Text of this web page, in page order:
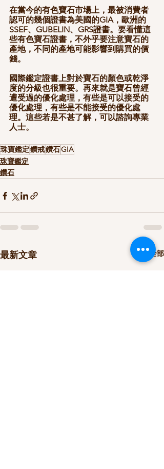
在當今的有色寶石市場上，最被消費者
認可的幾個證書為美國的GIA，歐洲的
SSEF、GUBELIN、GRS證書。要看懂這
些有色寶石證書，不外乎要注意寶石的
產地，不同的產地可能影響到購買的價
錢。
國際鑑定證書上對於寶石的顏色或乾淨
度的分級也很重要。再來就是寶石曾經
遭受過的優化處理，有些是可以接受的
優化處理，有些是不能接受的優化處
理。這些若是不甚了解，可以諮詢專業
人士。
珠寶鑑定鑽戒鑽石GIA
珠寶鑑定
鑽石
最新文章 查看全部